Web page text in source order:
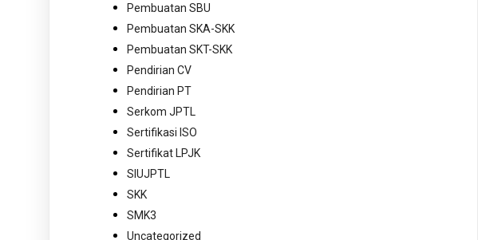
Pembuatan SBU
Pembuatan SKA-SKK
Pembuatan SKT-SKK
Pendirian CV
Pendirian PT
Serkom JPTL
Sertifikasi ISO
Sertifikat LPJK
SIUJPTL
SKK
SMK3
Uncategorized